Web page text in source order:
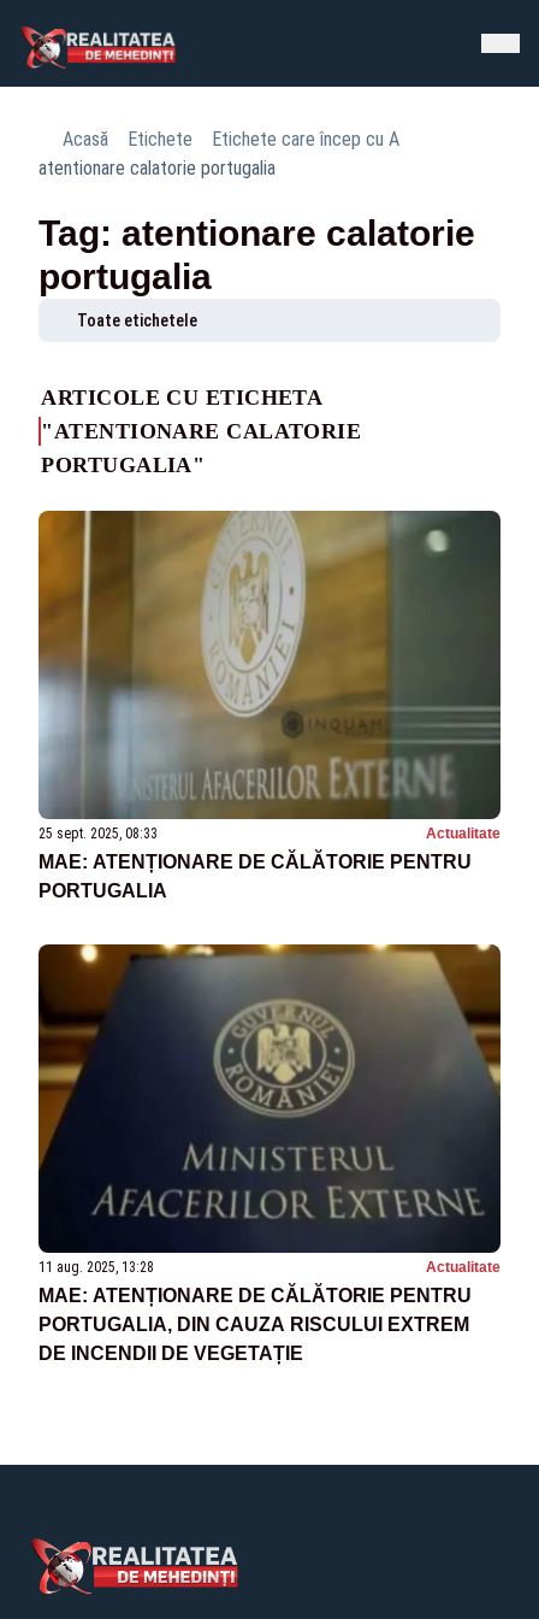
Acasă Etichete
Etichete care încep cu A
atentionare calatorie portugalia
Tag: atentionare calatorie
portugalia
Toate etichetele
ARTICOLE CU ETICHETA
"ATENTIONARE CALATORIE
PORTUGALIA"
25 sept. 2025, 08:33 Actualitate
MAE: ATENȚIONARE DE CĂLĂTORIE PENTRU
PORTUGALIA
11 aug. 2025, 13:28 Actualitate
MAE: ATENȚIONARE DE CĂLĂTORIE PENTRU
PORTUGALIA, DIN CAUZA RISCULUI EXTREM
DE INCENDII DE VEGETAȚIE